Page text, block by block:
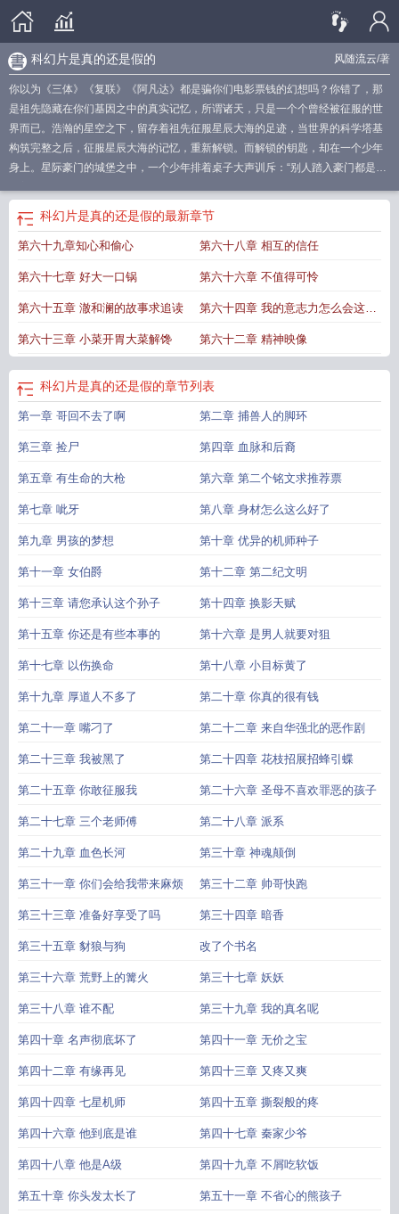
风随流云/著
科幻片是真的还是假的
你以为《三体》《复联》《阿凡达》都是骗你们电影票钱的幻想吗？你错了，那
是祖先隐藏在你们基因之中的真实记忆，所谓诸天，只是一个个曾经被征服的世
界而已。浩瀚的星空之下，留存着祖先征服星辰大海的足迹，当世界的科学塔基
构筑完整之后，征服星辰大海的记忆，重新解锁。而解锁的钥匙，却在一个少年
身上。星际豪门的城堡之中，一个少年排着桌子大声训斥：“别人踏入豪门都是高
不能给我少惹一些麻烦？你们这帮不让人省心的玩意儿！”一群在星空下呼风唤
雨、威名可止小儿啼哭的大佬，乖乖的低着头承受唾沫星子，没人敢于反驳一
句。如果您喜欢原来科幻不是骗人的，别忘记分享给朋友.科幻是科学吗
幻有科学依据吗 科幻片是真的还是假的科幻是什么?科幻是未来
是假的科幻是指原来科幻不是遍人的 科幻什么科幻是不是科学科幻算科学
是一种商业题材科幻一定是未来吗 科幻是指什么科幻是啥科幻啥意思?
科幻片是真的还是假的最新章节
第六十九章知心和偷心 第六十八章 相互的信任
第六十七章 好大一口锅 第六十六章 不值得可怜
第六十五章 澈和澜的故事求追读 第六十四章 我的意志力怎么会这么
薄弱
第六十三章 小菜开胃大菜解馋 第六十二章 精神映像
科幻片是真的还是假的章节列表
第一章 哥回不去了啊 第二章 捕兽人的脚环
第三章 捡尸 第四章 血脉和后裔
第五章 有生命的大枪 第六章 第二个铭文求推荐票
第七章 呲牙 第八章 身材怎么这么好了
第九章 男孩的梦想 第十章 优异的机师种子
第十一章 女伯爵 第十二章 第二纪文明
第十三章 请您承认这个孙子 第十四章 换影天赋
第十五章 你还是有些本事的 第十六章 是男人就要对狙
第十七章 以伤换命 第十八章 小目标黄了
第十九章 厚道人不多了 第二十章 你真的很有钱
第二十一章 嘴刁了 第二十二章 来自华强北的恶作剧
第二十三章 我被黑了 第二十四章 花枝招展招蜂引蝶
第二十五章 你敢征服我 第二十六章 圣母不喜欢罪恶的孩子
第二十七章 三个老师傅 第二十八章 派系
第二十九章 血色长河 第三十章 神魂颠倒
第三十一章 你们会给我带来麻烦 第三十二章 帅哥快跑
第三十三章 准备好享受了吗 第三十四章 暗香
第三十五章 豺狼与狗 改了个书名
第三十六章 荒野上的篝火 第三十七章 妖妖
第三十八章 谁不配 第三十九章 我的真名呢
第四十章 名声彻底坏了 第四十一章 无价之宝
第四十二章 有缘再见 第四十三章 又疼又爽
第四十四章 七星机师 第四十五章 撕裂般的疼
第四十六章 他到底是谁 第四十七章 秦家少爷
第四十八章 他是A级 第四十九章 不屑吃软饭
第五十章 你头发太长了 第五十一章 不省心的熊孩子